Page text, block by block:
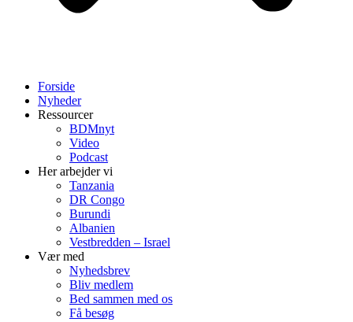
Forside
Nyheder
Ressourcer
BDMnyt
Video
Podcast
Her arbejder vi
Tanzania
DR Congo
Burundi
Albanien
Vestbredden – Israel
Vær med
Nyhedsbrev
Bliv medlem
Bed sammen med os
Få besøg